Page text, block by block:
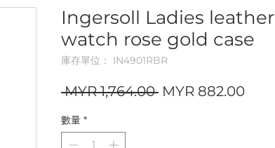
Ingersoll Ladies leather
watch rose gold case
庫存單位： IN4901RBR
MYR 1,764.00 一MYR 882.00促
數量 *